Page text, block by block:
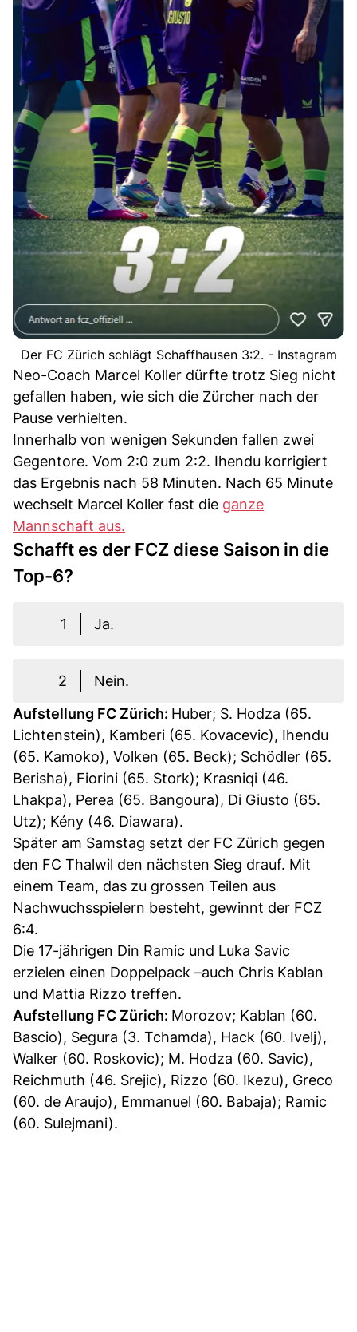
Der FC Zürich schlägt Schaffhausen 3:2. - Instagram
Neo-Coach Marcel Koller dürfte trotz Sieg nicht
gefallen haben, wie sich die Zürcher nach der
Pause verhielten.
Innerhalb von wenigen Sekunden fallen zwei
Gegentore. Vom 2:0 zum 2:2. Ihendu korrigiert
das Ergebnis nach 58 Minuten. Nach 65 Minute
wechselt Marcel Koller fast die ganze
Mannschaft aus.
Schafft es der FCZ diese Saison in die
Top-6?
1 Ja.
2
Nein.
Aufstellung FC Zürich: Huber; S. Hodza (65.
Lichtenstein), Kamberi (65. Kovacevic), Ihendu
(65. Kamoko), Volken (65. Beck); Schödler (65.
Berisha), Fiorini (65. Stork); Krasniqi (46.
Lhakpa), Perea (65. Bangoura), Di Giusto (65.
Utz); Kény (46. Diawara).
Später am Samstag setzt der FC Zürich gegen
den FC Thalwil den nächsten Sieg drauf. Mit
einem Team, das zu grossen Teilen aus
Nachwuchsspielern besteht, gewinnt der FCZ
6:4.
Die 17-jährigen Din Ramic und Luka Savic
erzielen einen Doppelpack –auch Chris Kablan
und Mattia Rizzo treffen.
Aufstellung FC Zürich: Morozov; Kablan (60.
Bascio), Segura (3. Tchamda), Hack (60. Ivelj),
Walker (60. Roskovic); M. Hodza (60. Savic),
Reichmuth (46. Srejic), Rizzo (60. Ikezu), Greco
(60. de Araujo), Emmanuel (60. Babaja); Ramic
(60. Sulejmani).